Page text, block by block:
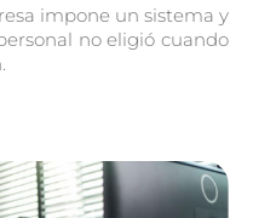
impone un sistema y
no eligió cuando